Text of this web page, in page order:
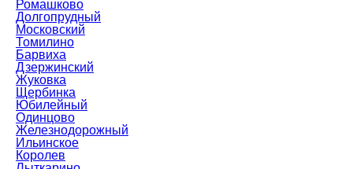
Ромашково
Долгопрудный
Московский
Томилино
Барвиха
Дзержинский
Жуковка
Щербинка
Юбилейный
Одинцово
Железнодорожный
Ильинское
Королев